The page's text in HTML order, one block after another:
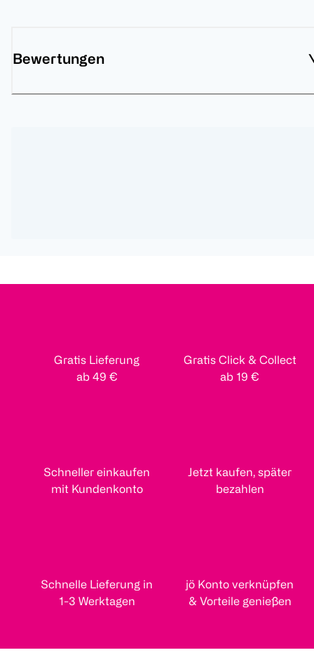
Bewertungen
Gratis Lieferung
ab 49 €
Gratis Click & Collect
ab 19 €
Schneller einkaufen
mit Kundenkonto
Jetzt kaufen, später
bezahlen
Schnelle Lieferung in
1-3 Werktagen
jö Konto verknüpfen
& Vorteile genießen